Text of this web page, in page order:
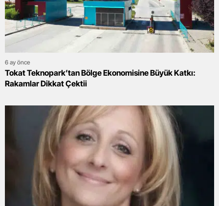
6 ay önce
Tokat Teknopark’tan Bölge Ekonomisine Büyük Katkı:
Rakamlar Dikkat Çektii